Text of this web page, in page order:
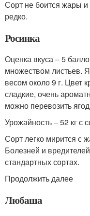
Сорт не боится жары и
редко.
Росинка
Оценка вкуса – 5
множеством листьев.
весом около 9 г. Цвет
сладкие, очень
можно перевозить
Урожайность – 52 кг с
Сорт легко мирится с
Болезней и
стандартных сортах.
Продолжить далее
Любаша